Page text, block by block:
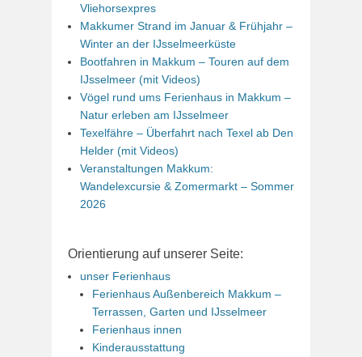
Vliehorsexpres
Makkumer Strand im Januar & Frühjahr –
Winter an der IJsselmeerküste
Bootfahren in Makkum – Touren auf dem
IJsselmeer (mit Videos)
Vögel rund ums Ferienhaus in Makkum –
Natur erleben am IJsselmeer
Texelfähre – Überfahrt nach Texel ab Den
Helder (mit Videos)
Veranstaltungen Makkum:
Wandelexcursie & Zomermarkt – Sommer
2026
Orientierung auf unserer Seite:
unser Ferienhaus
Ferienhaus Außenbereich Makkum –
Terrassen, Garten und IJsselmeer
Ferienhaus innen
Kinderausstattung